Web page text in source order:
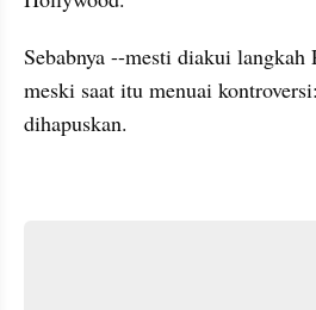
Sebabnya --mesti diakui
meski saat itu menuai
dihapuskan.